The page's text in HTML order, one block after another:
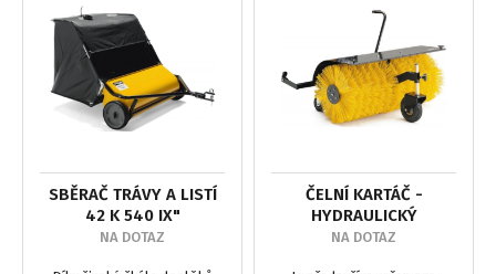
SBĚRAČ TRÁVY A LISTÍ
42 K 540 IX"
NA DOTAZ
ČELNÍ KARTÁČ -
HYDRAULICKÝ
NA DOTAZ